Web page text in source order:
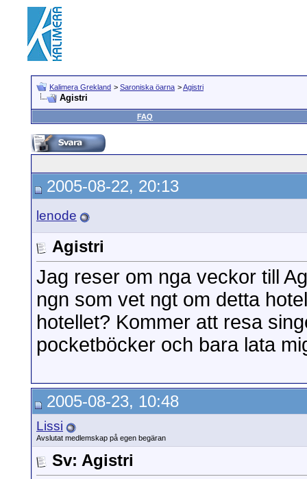
Kalimera Grekland > Saroniska öarna >Agistri
Agistri
FAQ
2005-08-22, 20:13
lenode
Agistri
Jag reser om nga veckor till
ngn som vet ngt om detta
hotellet? Kommer att resa
pocketböcker och bara lata
2005-08-23, 10:48
Lissi
Avslutat medlemskap på egen begäran
Sv: Agistri